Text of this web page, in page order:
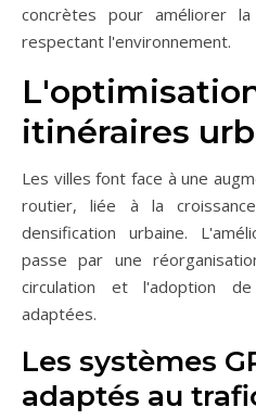
concrètes pour améliorer
respectant l'environnement.
itinéraires
Les villes font face à une
routier, liée à la
densification urbaine.
passe par une
circulation et l'adoption de
adaptées.
Les systèmes
adaptés au